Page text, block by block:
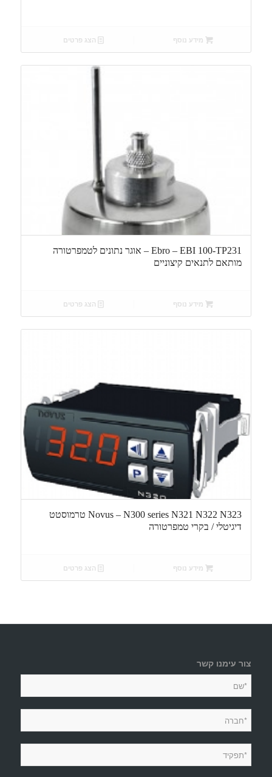
מידע נוסף הצג פרטים
Ebro – EBI 100-TP231 – אוגר נתונים לטמפרטורה
מותאם לתנאים קיצוניים
מידע נוסף הצג פרטים
Novus – N300 series N321 N322 N323 טרמוסטט
דיגיטלי / בקרי טמפרטורה
מידע נוסף הצג פרטים
צור עימנו קשר